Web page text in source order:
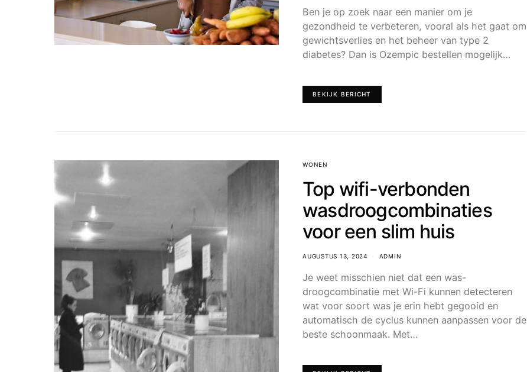
Ben je op zoek naar een manier om je
gezondheid te verbeteren, vooral als het gaat om
gewichtsverlies en het beheer van type 2
diabetes? Dan is Ozempic bestellen mogelijk…
BEKIJK BERICHT
WONEN
Top wifi-verbonden
wasdroogcombinaties
voor een slim huis
AUGUSTUS 13, 2024 ADMIN
Je weet misschien niet dat een was-
droogcombinatie met Wi-Fi kunnen detecteren
wat voor soort was je erin hebt gegooid en
automatisch de cyclus kunnen aanpassen voor de
beste schoonmaak. Met…